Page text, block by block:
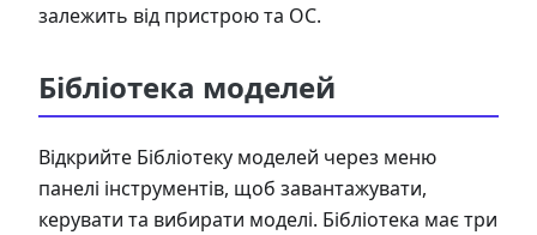
залежить від пристрою та ОС.
Бібліотека моделей
Відкрийте Бібліотеку моделей через меню
панелі інструментів, щоб завантажувати,
керувати та вибирати моделі. Бібліотека має три